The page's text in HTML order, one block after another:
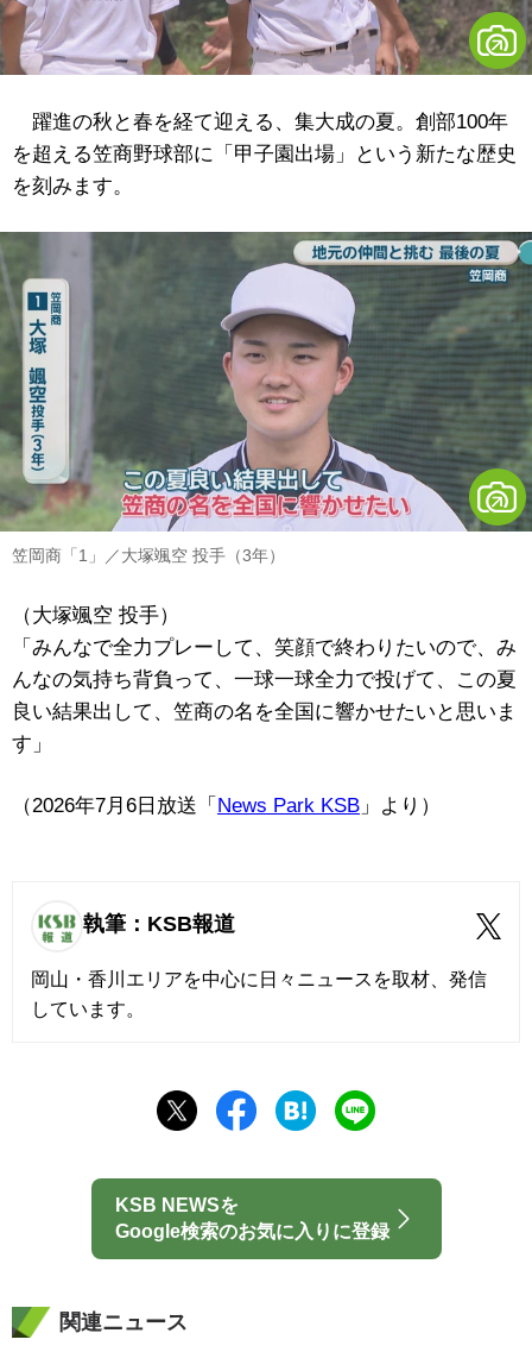
躍進の秋と春を経て迎える、集大成の夏。創部100年
を超える笠商野球部に「甲子園出場」という新たな歴史
を刻みます。
笠岡商「1」／大塚颯空 投手（3年）
（大塚颯空 投手）
「みんなで全力プレーして、笑顔で終わりたいので、み
んなの気持ち背負って、一球一球全力で投げて、この夏
良い結果出して、笠商の名を全国に響かせたいと思いま
す」
（2026年7月6日放送「 News Park KSB 」より）
執筆：KSB報道
岡山・香川エリアを中心に日々ニュースを取材、発信
しています。
KSB NEWSを
Google検索のお気に入りに登録
関連ニュース